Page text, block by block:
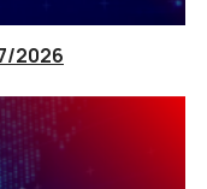
2026